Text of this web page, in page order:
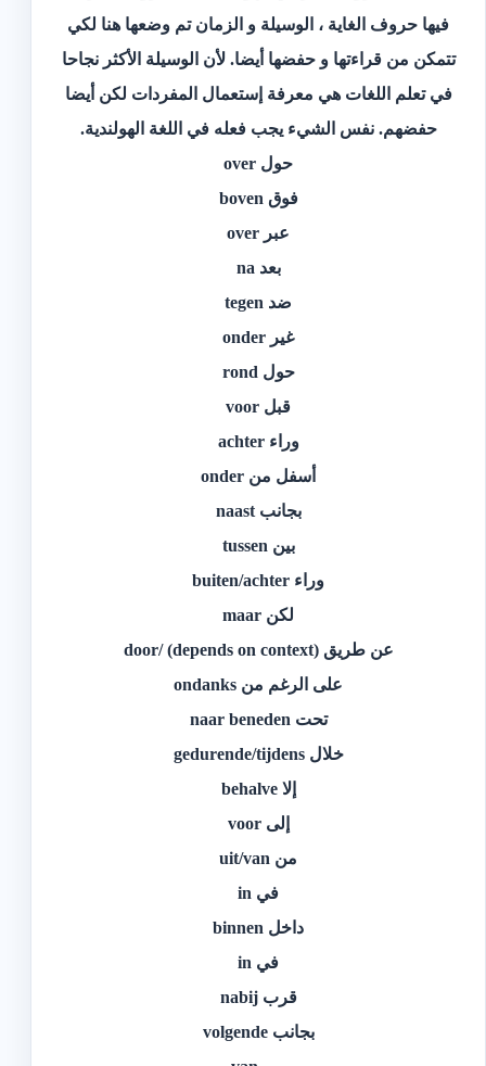
فيها حروف الغاية ، الوسيلة و الزمان تم وضعها هنا لكي
تتمكن من قراءتها و حفضها أيضا. لأن الوسيلة الأكثر نجاحا
في تعلم اللغات هي معرفة إستعمال المفردات لكن أيضا
حفضهم. نفس الشيء يجب فعله في اللغة الهولندية.
حول over
فوق boven
عبر over
بعد na
ضد tegen
غير onder
حول rond
قبل voor
وراء achter
أسفل من onder
بجانب naast
بين tussen
وراء buiten/achter
لكن maar
عن طريق door/ (depends on context)
على الرغم من ondanks
تحت naar beneden
خلال gedurende/tijdens
إلا behalve
إلى voor
من uit/van
في in
داخل binnen
في in
قرب nabij
بجانب volgende